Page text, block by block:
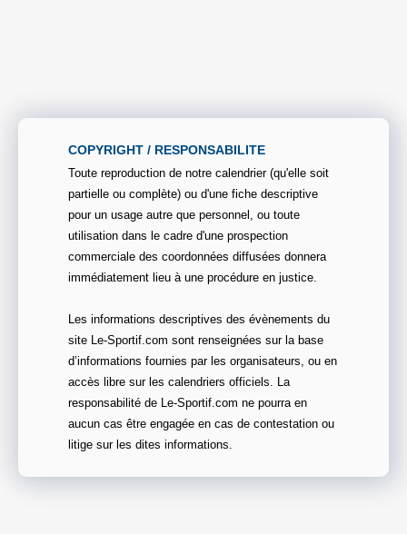
COPYRIGHT / RESPONSABILITE
Toute reproduction de notre calendrier (qu'elle soit
partielle ou complète) ou d'une fiche descriptive
pour un usage autre que personnel, ou toute
utilisation dans le cadre d'une prospection
commerciale des coordonnées diffusées donnera
immédiatement lieu à une procédure en justice.
Les informations descriptives des évènements du
site Le-Sportif.com sont renseignées sur la base
d’informations fournies par les organisateurs, ou en
accès libre sur les calendriers officiels. La
responsabilité de Le-Sportif.com ne pourra en
aucun cas être engagée en cas de contestation ou
litige sur les dites informations.